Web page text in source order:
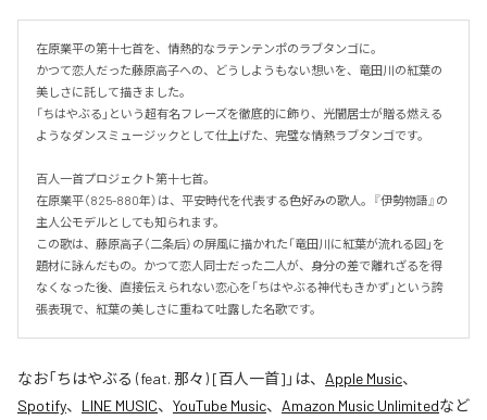
在原業平の第十七首を、情熱的なラテンテンポのラブタンゴに。
かつて恋人だった藤原高子への、どうしようもない想いを、竜田川の紅葉の
美しさに託して描きました。
「ちはやぶる」という超有名フレーズを徹底的に飾り、光闇居士が贈る燃える
ようなダンスミュージックとして仕上げた、完璧な情熱ラブタンゴです。
百人一首プロジェクト第十七首。
在原業平（825-880年）は、平安時代を代表する色好みの歌人。『伊勢物語』の
主人公モデルとしても知られます。
この歌は、藤原高子（二条后）の屏風に描かれた「竜田川に紅葉が流れる図」を
題材に詠んだもの。かつて恋人同士だった二人が、身分の差で離れざるを得
なくなった後、直接伝えられない恋心を「ちはやぶる神代もきかず」という誇
張表現で、紅葉の美しさに重ねて吐露した名歌です。
なお「ちはやぶる (feat. 那々) [百人一首] 」は、 Apple Music、
Spotify、 LINE MUSIC、 YouTube Music、 Amazon Music Unlimitedなど